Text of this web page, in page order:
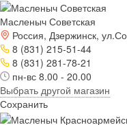
Масленыч Советская
Россия, Дзержинск,
8 (831) 215-51-44
8 (831) 281-78-21
пн-вс 8.00 - 20.00
Выбрать другой магазин
Сохранить